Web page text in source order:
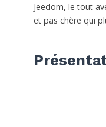
Jeedom, le tout
et pas chère qui